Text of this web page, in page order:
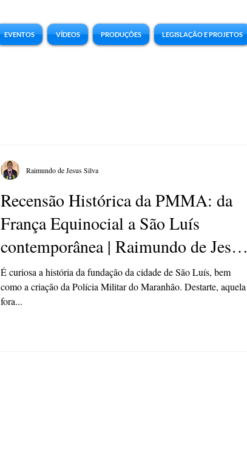
EVENTOS VÍDEOS PRODUÇÕES LEGISLAÇÃO E PROJETOS
Recensão Histórica da PMMA: da
França Equinocial a São Luís
contemporânea | Raimundo de Jesus
Silva
É curiosa a história da fundação da cidade de São Luís, bem
como a criação da Polícia Militar do Maranhão. Destarte, aquela
fora...
Raimundo de Jesus Silva